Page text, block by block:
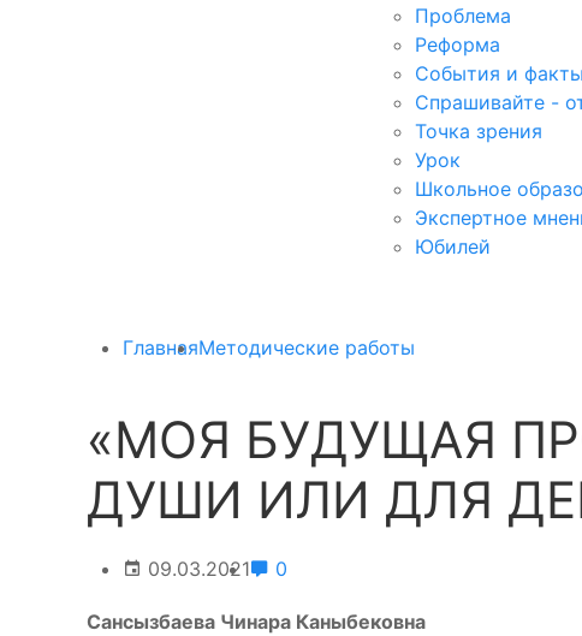
Проблема
Реформа
События и факты
Спрашивайте -
Точка зрения
Урок
Школьное
Экспертное
Юбилей
ГлавнаяМетодические работы
«МОЯ БУДУЩАЯ
ДУШИ ИЛИ ДЛЯ
09.03.2021 0
Сансызбаева Чинара Каныбековна